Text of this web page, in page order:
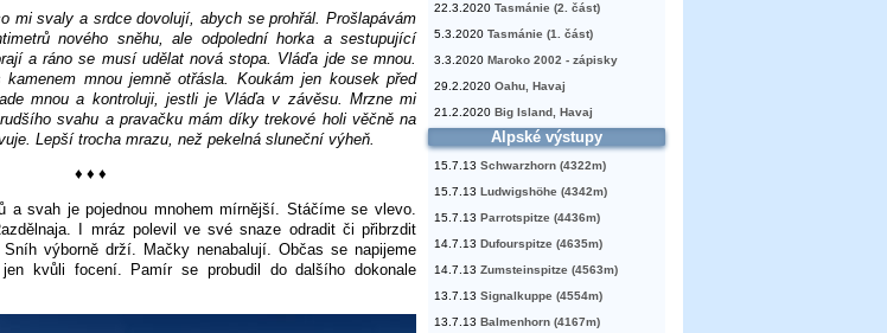
mi svaly a srdce dovolují, abych se prohřál. Prošlapávám
nového sněhu, ale odpolední horka a sestupující
a ráno se musí udělat nová stopa. Vláďa jde se mnou.
mnou jemně otřásla. Koukám jen kousek před
mnou a kontroluji, jestli je Vláďa v závěsu. Mrzne mi
svahu a pravačku mám díky trekové holi věčně na
Lepší trocha mrazu, než pekelná sluneční výheň.
♦ ♦ ♦
a svah je pojednou mnohem mírnější. Stáčíme se vlevo.
I mráz polevil ve své snaze odradit či přibrzdit
výborně drží. Mačky nenabalují. Občas se napijeme
kvůli focení. Pamír se probudil do dalšího dokonale
22.3.2020 Tasmánie (2. část)
5.3.2020 Tasmánie (1. část)
3.3.2020 Maroko 2002 - zápisky
29.2.2020 Oahu, Havaj
21.2.2020 Big Island, Havaj
Alpské výstupy
15.7.13 Schwarzhorn (4322m)
15.7.13 Ludwigshöhe (4342m)
15.7.13 Parrotspitze (4436m)
14.7.13 Dufourspitze (4635m)
14.7.13 Zumsteinspitze (4563m)
13.7.13 Signalkuppe (4554m)
13.7.13 Balmenhorn (4167m)